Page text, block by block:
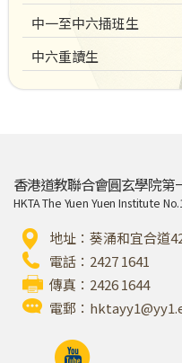
中一至中六插班生
中六重讀生
香港道教聯合會圓玄學院第
HKTA The Yuen Yuen Institute
地址：葵涌和宜合道
電話：2427 1641
傳真：2426 1644
電郵：